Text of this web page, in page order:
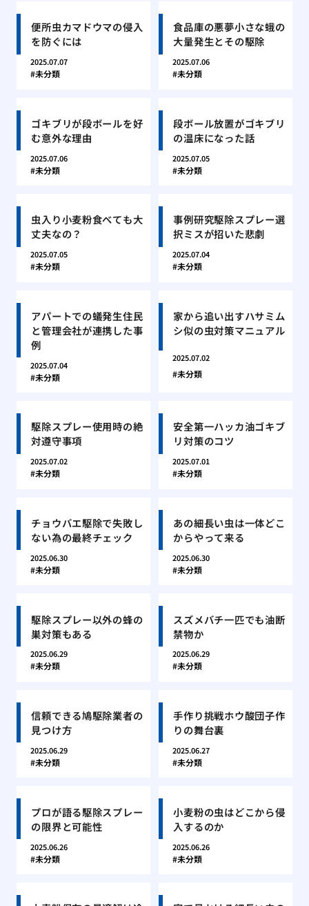
便所虫カマドウマの侵入
を防ぐには
2025.07.07
未分類
食品庫の悪夢小さな蛾の
大量発生とその駆除
2025.07.06
未分類
ゴキブリが段ボールを好
む意外な理由
2025.07.06
未分類
段ボール放置がゴキブリ
の温床になった話
2025.07.05
未分類
虫入り小麦粉食べても大
丈夫なの？
2025.07.05
未分類
事例研究駆除スプレー選
択ミスが招いた悲劇
2025.07.04
未分類
アパートでの蟻発生住民
と管理会社が連携した事
例
2025.07.04
未分類
家から追い出すハサミム
シ似の虫対策マニュアル
2025.07.02
未分類
駆除スプレー使用時の絶
対遵守事項
2025.07.02
未分類
安全第一ハッカ油ゴキブ
リ対策のコツ
2025.07.01
未分類
チョウバエ駆除で失敗し
ない為の最終チェック
2025.06.30
未分類
あの細長い虫は一体どこ
からやって来る
2025.06.30
未分類
駆除スプレー以外の蜂の
巣対策もある
2025.06.29
未分類
スズメバチ一匹でも油断
禁物か
2025.06.29
未分類
信頼できる鳩駆除業者の
見つけ方
2025.06.29
未分類
手作り挑戦ホウ酸団子作
りの舞台裏
2025.06.27
未分類
プロが語る駆除スプレー
の限界と可能性
2025.06.26
未分類
小麦粉の虫はどこから侵
入するのか
2025.06.26
未分類